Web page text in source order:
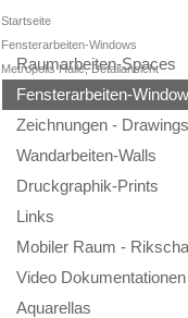
Raumarbeiten-Spaces
Fensterarbeiten-
Zeichnungen - Drawings
Wandarbeiten-Walls
Druckgraphik-Prints
Links
Mobiler Raum -
Video Dokumentationen
Aquarellas
Startseite
Fensterarbeiten-Windows
Metropolis Halle, Detailansicht